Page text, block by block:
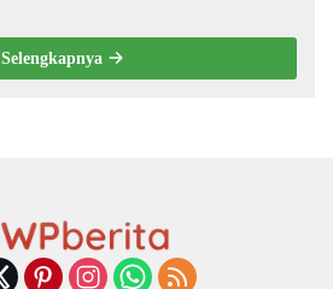
Selengkapnya